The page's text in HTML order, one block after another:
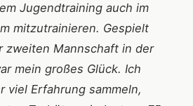
Jugendtraining auch im
mitzutrainieren. Gespielt
zweiten Mannschaft in der
mein großes Glück. Ich
viel Erfahrung sammeln,